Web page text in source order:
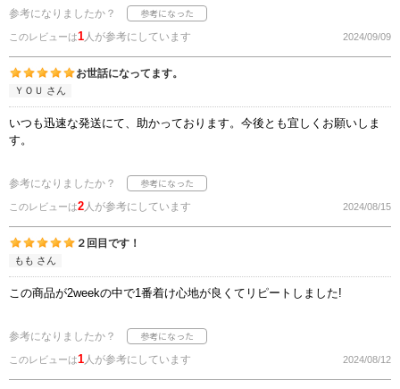
参考になりましたか？
このレビューは1人が参考にしています 2024/09/09
お世話になってます。
ＹＯＵ さん
いつも迅速な発送にて、助かっております。今後とも宜しくお願いしま
す。
参考になりましたか？
このレビューは2人が参考にしています 2024/08/15
２回目です！
もも さん
この商品が2weekの中で1番着け心地が良くてリピートしました!
参考になりましたか？
このレビューは1人が参考にしています 2024/08/12